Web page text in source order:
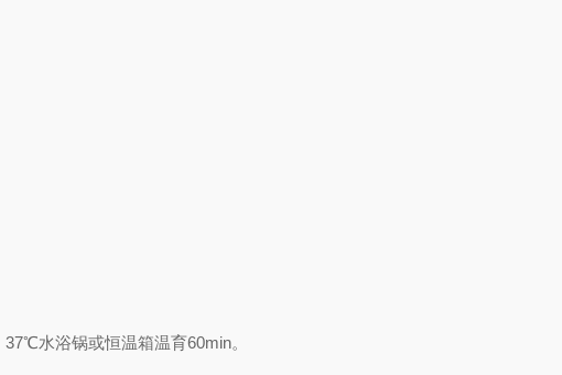
37℃水浴锅或恒温箱温育60min。